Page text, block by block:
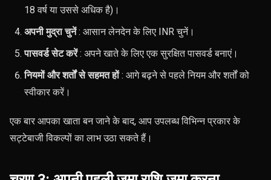
18 वर्ष या उससे अधिक है)।
अपनी मुद्रा चुनें: आसान लेनदेन के लिए INR चुनें।
पासवर्ड सेट करें: अपने खाते के लिए एक सुरक्षित पासवर्ड बनाएं।
नियमों और शर्तों से सहमत हों: आगे बढ़ने से पहले नियम और शर्तों को
स्वीकार करें।
एक बार आपका खाता बन जाने के बाद, आप उपलब्ध विभिन्न प्रकार के
सट्टेबाजी विकल्पों का लाभ उठा सकते हैं।